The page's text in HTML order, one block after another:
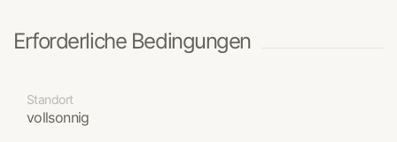
Erforderliche Bedingungen
Standort
vollsonnig